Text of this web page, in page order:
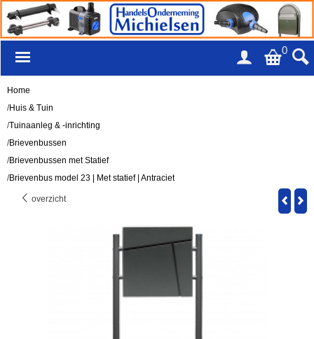
0
Home
/Huis & Tuin
/Tuinaanleg & -inrichting
/Brievenbussen
/Brievenbussen met Statief
/Brievenbus model 23 | Met statief | Antraciet
overzicht